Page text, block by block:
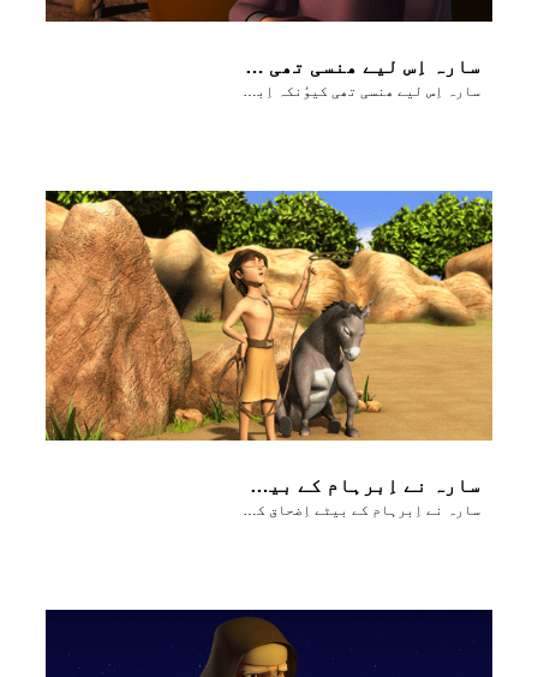
سارہ اِس لیے ھنسی تھی کیوُنکہ اِبرہام اور سارہ دونوں بُہت عُمر رسیدہ تھے
سارہ نے اِبرہام کے بیٹے اِضحاق کو جَنم دیا۔
سارہ نے اِبرہام کے بیٹے اِضحاق کو جَنم دیا۔